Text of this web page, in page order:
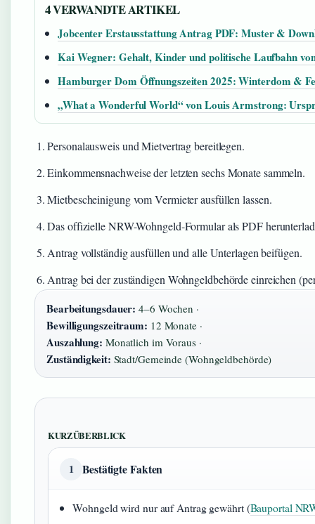
4 VERWANDTE ARTIKEL
Jobcenter Erstausstattung Antrag PDF: Muster &
Kai Wegner: Gehalt, Kinder und politische Laufbahn
Hamburger Dom Öffnungszeiten 2025: Winterdom &
„What a Wonderful World“ von Louis Armstrong:
Personalausweis und Mietvertrag bereitlegen.
Einkommensnachweise der letzten sechs Monate sammeln.
Mietbescheinigung vom Vermieter ausfüllen lassen.
Das offizielle NRW-Wohngeld-Formular als PDF
Antrag vollständig ausfüllen und alle Unterlagen beifügen.
Antrag bei der zuständigen Wohngeldbehörde einreichen
Bearbeitungsdauer: 4–6 Wochen ·
Bewilligungszeitraum: 12 Monate ·
Auszahlung: Monatlich im Voraus ·
Zuständigkeit: Stadt/Gemeinde (Wohngeldbehörde)
KURZÜBERBLICK
1 Bestätigte Fakten
Wohngeld wird nur auf Antrag gewährt (Bauportal